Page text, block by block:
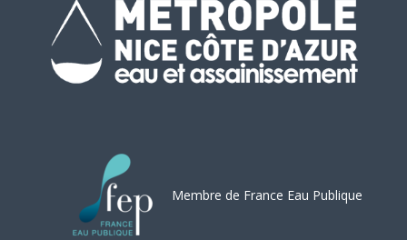
Membre de France Eau Publique